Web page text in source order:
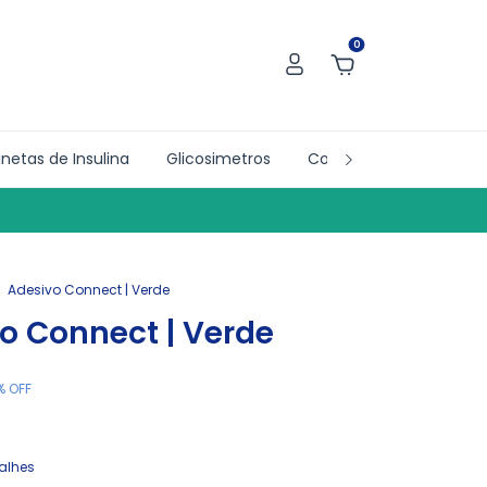
0
de Insulina Glicosimetros Collab´s
Adesivo Connect | Verde
Connect | Verde
OFF